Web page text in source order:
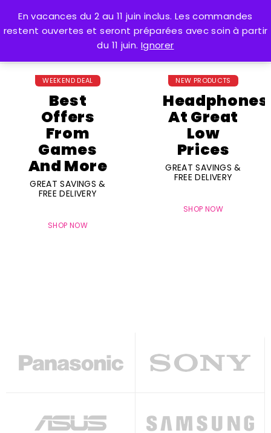
En vacances du 2 au 11 juin inclus. Les commandes
restent ouvertes et seront préparées avec soin à partir
du 11 juin. Ignorer
0
WEEKEND DEAL
Best
Offers
From
Games
And More
GREAT SAVINGS &
FREE DELIVERY
SHOP NOW
NEW PRODUCTS
Headphones
At Great
Low
Prices
GREAT SAVINGS &
FREE DELIVERY
SHOP NOW